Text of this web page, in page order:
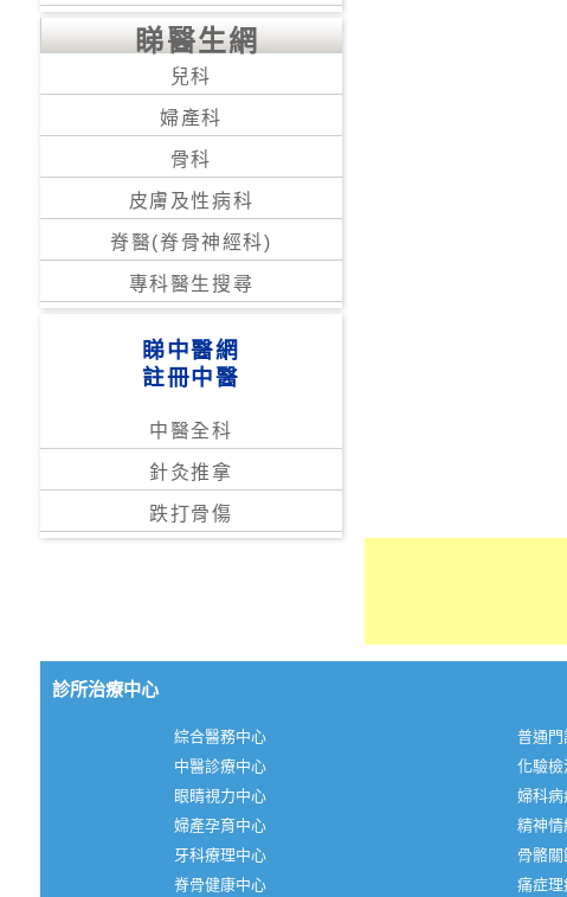
睇醫生網
兒科
婦產科
骨科
皮膚及性病科
脊醫(脊骨神經科)
專科醫生搜尋
睇中醫網
註冊中醫
中醫全科
針灸推拿
跌打骨傷
診所治療中心
綜合醫務中心
普通門
中醫診療中心
化驗檢
眼睛視力中心
婦科病
婦產孕育中心
精神情
牙科療理中心
骨骼
脊骨健康中心
痛症理